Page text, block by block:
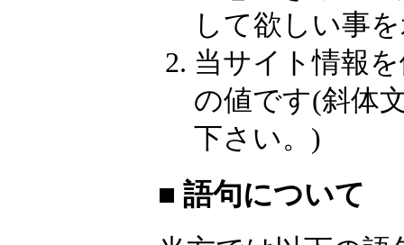
して欲しい事
当サイト情報
の値です(斜体
下さい。)
■ 語句について